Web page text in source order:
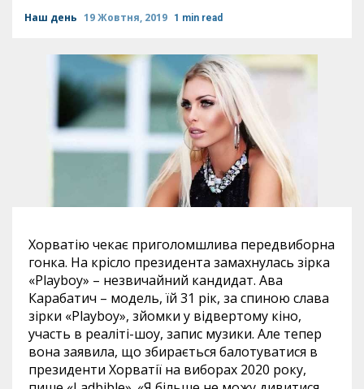
Наш день 19 Жовтня, 2019 1 min read
Хорватію чекає приголомшлива передвиборна
гонка. На крісло президента замахнулась зірка
«Playboy» – незвичайний кандидат. Ава
Карабатич – модель, їй 31 рік, за спиною слава
зірки «Playboy», зйомки у відвертому кіно,
участь в реаліті-шоу, запис музики. Але тепер
вона заявила, що збирається балотуватися в
президенти Хорватії на виборах 2020 року,